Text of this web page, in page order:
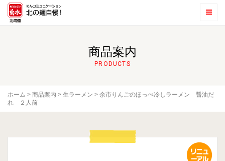
商品案内
PRODUCTS
ホーム > 商品案内 > 生ラーメン > 余市りんごのほっぺ冷しラーメン 醤油だ
れ ２人前